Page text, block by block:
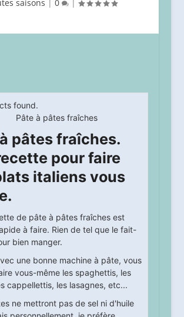
saisons |0 |
found.
pâtes fraîches.
pour faire
italiens vous
de pâte à pâtes fraîches est
à faire. Rien de tel que le fait-
bien manger.
une bonne machine à pâte, vous
vous-même les spaghettis, les
cappellettis, les lasagnes, etc...
ne mettront pas de sel ni d'huile